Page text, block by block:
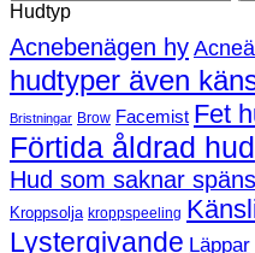
Hudtyp
Acnebenägen hy
hudtyper även
Bristningar Brow Facemist Fet
Förtida åldrad hud
Hud som saknar
Kroppsolja kroppspeeling
Lystergivande Läppar